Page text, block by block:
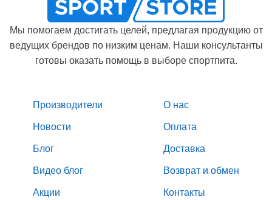
Мы помогаем достигать целей, предлагая продукцию от
ведущих брендов по низким ценам. Наши консультанты
готовы оказать помощь в выборе спортпита.
Производители
Новости
Блог
Видео блог
Акции
О нас
Оплата
Доставка
Возврат и обмен
Контакты